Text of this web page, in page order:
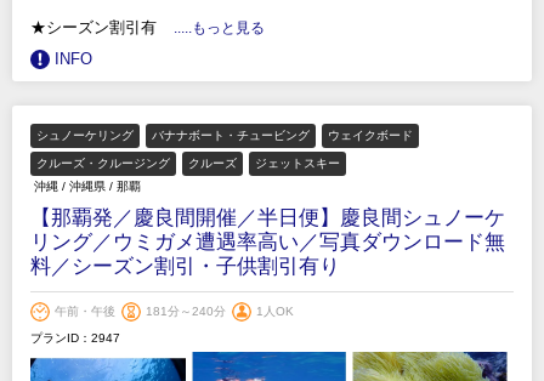
★シーズン割引有 .....もっと見る
INFO
シュノーケリング バナナボート・チュービング ウェイクボード
クルーズ・クルージング クルーズ
ジェットスキー
沖縄 / 沖縄県 / 那覇
【那覇発／慶良間開催／半日便】慶良間シュノーケ
リング／ウミガメ遭遇率高い／写真ダウンロード無
料／シーズン割引・子供割引有り
午前・午後 181分～240分
1人OK
プランID：2947